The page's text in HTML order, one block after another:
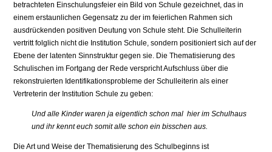
betrachteten Einschulungsfeier ein Bild von Schule gezeichnet, das in
einem erstaunlichen Gegensatz zu der im feierlichen Rahmen sich
ausdrückenden positiven Deutung von Schule steht. Die Schulleiterin
vertritt folglich nicht die Institution Schule, sondern positioniert sich auf der
Ebene der latenten Sinnstruktur gegen sie. Die Thematisierung des
Schulischen im Fortgang der Rede verspricht Aufschluss über die
rekonstruierten Identifikationsprobleme der Schulleiterin als einer
Vertreterin der Institution Schule zu geben:
Und alle Kinder waren ja eigentlich schon mal hier im Schulhaus
und ihr kennt euch somit alle schon ein bisschen aus.
Die Art und Weise der Thematisierung des Schulbeginns ist